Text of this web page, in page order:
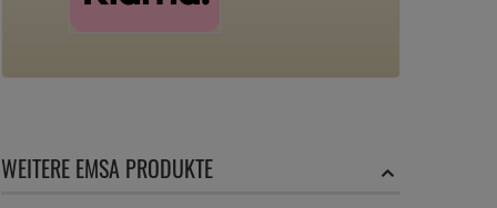
WEITERE EMSA PRODUKTE